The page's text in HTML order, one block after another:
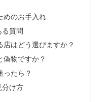
めのお手入れ
る質問
はどう選びますか？
偽物ですか？
ったら？
分け方